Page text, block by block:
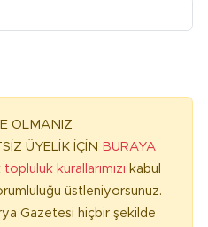
OLMANIZ
ÜYELİK İÇİN BURAYA
topluluk kurallarımızı kabul
üstleniyorsunuz.
Gazetesi hiçbir şekilde